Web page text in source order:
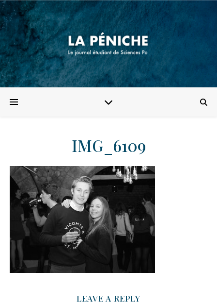
IMG_6109
LEAVE A REPLY